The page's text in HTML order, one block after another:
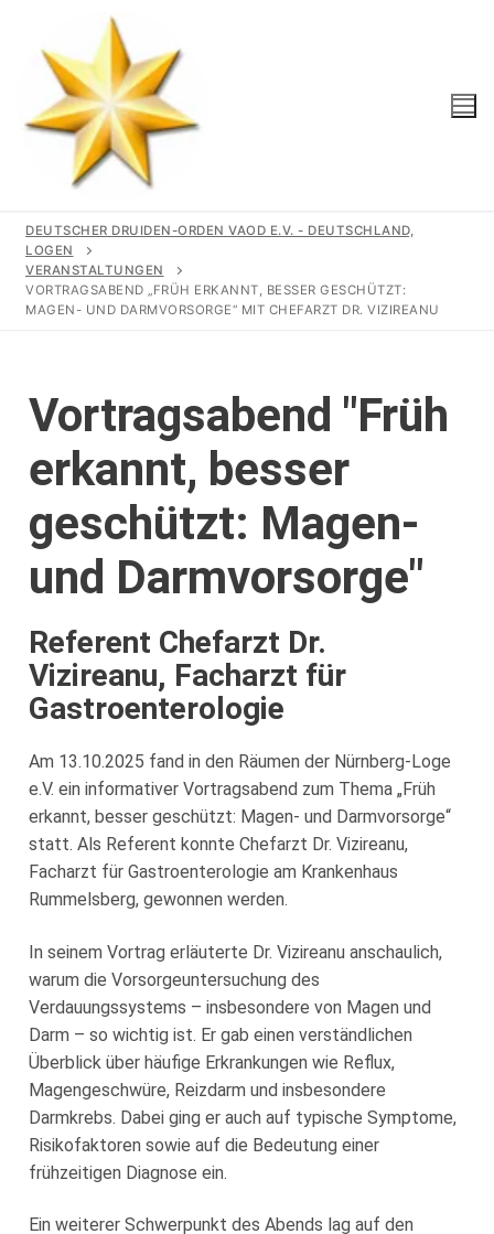
Start
Gemeinschaft
Geschichte
Häufige Fragen und Antworten
Mitgliedschaft
Logen
Region
Groß-Loge Baden-Württemberg
Groß-Loge Bayern
Franken-Loge im Deutschen Druiden-Orden
V.A.O.D. e.V.
Wallenstein-Loge Marktredwitz e.V.
Columbus-Loge, Berlin
Dodona-Loge, Berlin
Humboldt-Loge, Leipzig
Odin-Loge, Berlin
Groß-Loge Hansa
Loge-Loewenwolt, Uelzen
Loge Sülfmeister, Lüneburg
Loge zu den Sieben Türmen, Lübeck
Loge zum Siebenstern, Hamburg
Nordsee-Loge, Cuxhaven
Groß-Loge Niedersachsen
Graf-Anton-Günther Loge, Oldenburg
Harz-Loge, Goslar
Lessing-Loge Peine
Loge Albatros, Wittmund
Loge Heinrich der Löwe, Braunschweig
Loge Jade Veritas, Wilhelmshaven
Loge Peredur, Kassel
Loge Zur Bundestreue, Wolfenbüttel
Groß-Loge Rheinland-Westfalen
Groß-Loge Schleswig-Holstein
Logen nach Städten
Druiden-Frauenlogen
Wir Unterstützen
Druiden-Hilfe e.V.
Druidenheim e.V.
Spenden & Aktionen
Neues Vom Orden
Neue Beiträge
Alle Internetkalender
Podcast
Unser Podcast
DEUTSCHER DRUIDEN-ORDEN VAOD E.V. - DEUTSCHLAND,
LOGEN
VERANSTALTUNGEN
VORTRAGSABEND „FRÜH ERKANNT, BESSER GESCHÜTZT:
MAGEN- UND DARMVORSORGE“ MIT CHEFARZT DR. VIZIREANU
Vortragsabend "Früh
erkannt, besser
geschützt: Magen-
und Darmvorsorge"
Referent Chefarzt Dr.
Vizireanu, Facharzt für
Gastroenterologie
Am 13.10.2025 fand in den Räumen der Nürnberg-Loge
e.V. ein informativer Vortragsabend zum Thema „Früh
erkannt, besser geschützt: Magen- und Darmvorsorge“
statt. Als Referent konnte Chefarzt Dr. Vizireanu,
Facharzt für Gastroenterologie am Krankenhaus
Rummelsberg, gewonnen werden.
In seinem Vortrag erläuterte Dr. Vizireanu anschaulich,
warum die Vorsorgeuntersuchung des
Verdauungssystems – insbesondere von Magen und
Darm – so wichtig ist. Er gab einen verständlichen
Überblick über häufige Erkrankungen wie Reflux,
Magengeschwüre, Reizdarm und insbesondere
Darmkrebs. Dabei ging er auch auf typische Symptome,
Risikofaktoren sowie auf die Bedeutung einer
frühzeitigen Diagnose ein.
Ein weiterer Schwerpunkt des Abends lag auf den